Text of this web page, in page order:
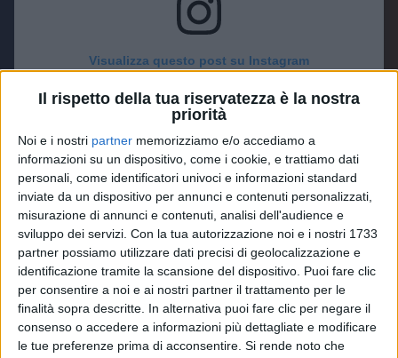
Il rispetto della tua riservatezza è la nostra
priorità
Noi e i nostri partner memorizziamo e/o accediamo a
informazioni su un dispositivo, come i cookie, e trattiamo dati
personali, come identificatori univoci e informazioni standard
inviate da un dispositivo per annunci e contenuti personalizzati,
misurazione di annunci e contenuti, analisi dell'audience e
sviluppo dei servizi. Con la tua autorizzazione noi e i nostri 1733
partner possiamo utilizzare dati precisi di geolocalizzazione e
identificazione tramite la scansione del dispositivo. Puoi fare clic
per consentire a noi e ai nostri partner il trattamento per le
finalità sopra descritte. In alternativa puoi fare clic per negare il
consenso o accedere a informazioni più dettagliate e modificare
le tue preferenze prima di acconsentire. Si rende noto che
Visualizza questo post su Instagram
Un post condiviso da Marco Mengoni (@mengonimarcoofficial)
In realtà, neigiorni scorsi, "Mandare tutto all'aria" è
stato presentato inanteprimanella scuola diAmici